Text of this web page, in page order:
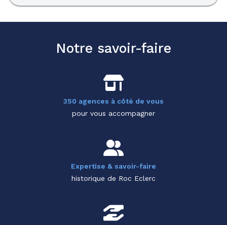
Notre savoir-faire
350 agences à côté de vous
pour vous accompagner
Expertise & savoir-faire
historique de Roc Eclerc